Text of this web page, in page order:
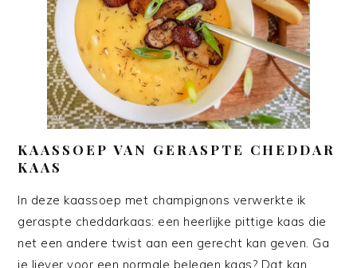
KAASSOEP VAN GERASPTE CHEDDAR
KAAS
In deze kaassoep met champignons verwerkte ik
geraspte cheddarkaas: een heerlijke pittige kaas die
net een andere twist aan een gerecht kan geven. Ga
je liever voor een normale belegen kaas? Dat kan